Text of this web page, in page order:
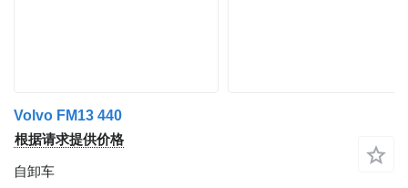
Volvo FM13 440
根据请求提供价格
自卸车